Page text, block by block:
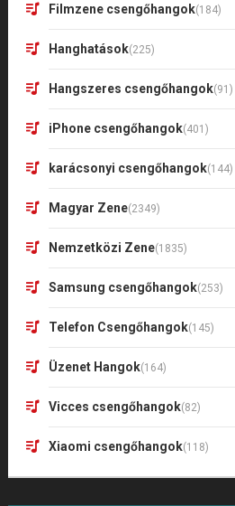
Filmzene csengőhangok(184)
Hanghatások(225)
Hangszeres csengőhangok(91)
iPhone csengőhangok(401)
karácsonyi csengőhangok(144)
Magyar Zene(2349)
Nemzetközi Zene(1835)
Samsung csengőhangok(253)
Telefon Csengőhangok(145)
Üzenet Hangok(164)
Vicces csengőhangok(82)
Xiaomi csengőhangok(118)